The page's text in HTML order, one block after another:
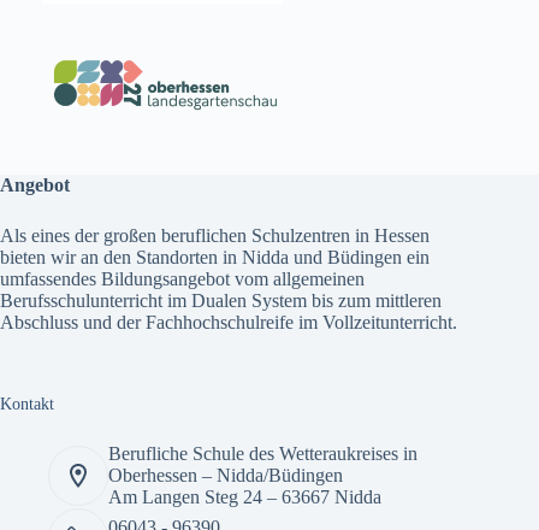
Angebot
Als eines der großen beruflichen Schulzentren in Hessen
bieten wir an den Standorten in Nidda und Büdingen ein
umfassendes Bildungsangebotvom allgemeinen
Berufsschulunterricht im Dualen System bis zum mittleren
Abschluss und der Fachhochschulreife im Vollzeitunterricht.
Kontakt
Berufliche Schule des Wetteraukreises in
Oberhessen – Nidda/Büdingen
Am Langen Steg 24 – 63667 Nidda